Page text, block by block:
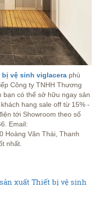
bị vệ sinh viglacera phù
Công ty TNHH Thương
bạn có thể sở hữu ngay sản
hang sale off từ 15% -
tới Showroom theo số
Email:
Hoàng Văn Thái, Thanh
nhất.
xuất Thiết bị vệ sinh